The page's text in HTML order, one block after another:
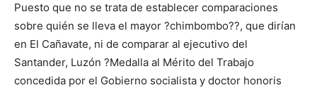
Puesto que no se trata de establecer comparaciones
sobre quién se lleva el mayor ?chimbombo??, que dirían
en El Cañavate, ni de comparar al ejecutivo del
Santander, Luzón ?Medalla al Mérito del Trabajo
concedida por el Gobierno socialista y doctor honoris